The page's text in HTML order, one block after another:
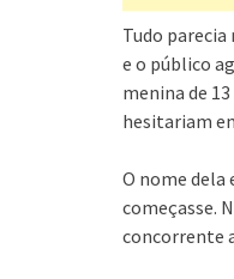
Tudo
e o público
menina de
hesitariam
O nome dela
começasse.
concorrente